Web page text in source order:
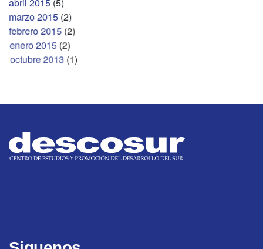
marzo 2015 (2)
febrero 2015 (2)
enero 2015(2)
octubre 2013(1)